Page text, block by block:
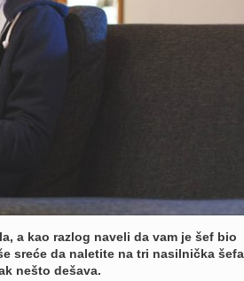
a kao razlog naveli da vam je šef bio
sreće da naletite na tri nasilnička
nešto dešava.